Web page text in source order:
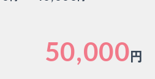
50,000円